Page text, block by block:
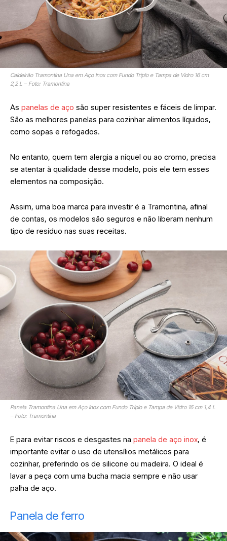
Caldeirão Tramontina Una em Aço Inox com Fundo Triplo e Tampa de Vidro 16 cm
2,2 L – Foto: Tramontina
As panelas de aço são super resistentes e fáceis de limpar.
São as melhores panelas para cozinhar alimentos líquidos,
como sopas e refogados.
No entanto, quem tem alergia a níquel ou ao cromo, precisa
se atentar à qualidade desse modelo, pois ele tem esses
elementos na composição.
Assim, uma boa marca para investir é a Tramontina, afinal
de contas, os modelos são seguros e não liberam nenhum
tipo de resíduo nas suas receitas.
Panela Tramontina Una em Aço Inox com Fundo Triplo e Tampa de Vidro 16 cm 1,4 L
– Foto: Tramontina
E para evitar riscos e desgastes na panela de aço inox, é
importante evitar o uso de utensílios metálicos para
cozinhar, preferindo os de silicone ou madeira. O ideal é
lavar a peça com uma bucha macia sempre e não usar
palha de aço.
Panela de ferro